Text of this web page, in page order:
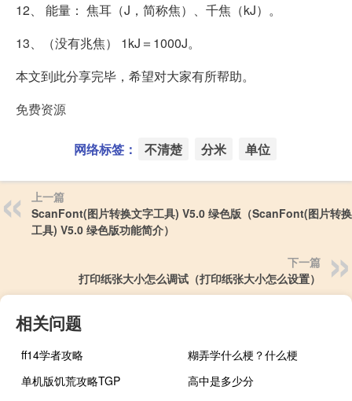
12、 能量： 焦耳（J，简称焦）、千焦（kJ）。
13、（没有兆焦） 1kJ＝1000J。
本文到此分享完毕，希望对大家有所帮助。
免费资源
网络标签： 不清楚 分米 单位
上一篇
ScanFont(图片转换文字工具) V5.0 绿色版（ScanFont(图片转
工具) V5.0 绿色版功能简介）
下一篇
打印纸张大小怎么调试（打印纸张大小怎么设置）
相关问题
ff14学者攻略
糊弄学什么梗？什么梗
单机版饥荒攻略TGP
高中是多少分